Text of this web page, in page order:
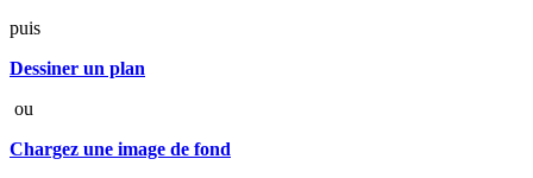
puis
Dessiner un plan
ou
Chargez une image de fond